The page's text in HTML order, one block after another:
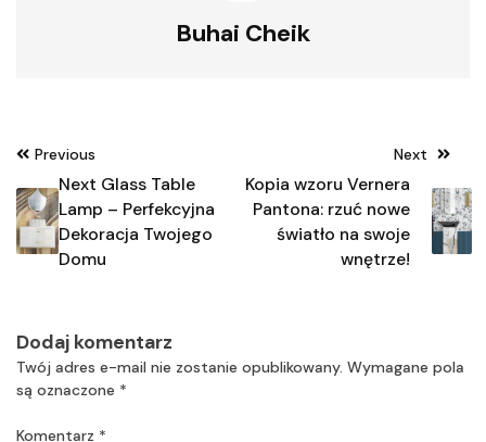
Buhai Cheik
Nawigacja
Previous
Next Glass Table
Lamp – Perfekcyjna
Dekoracja Twojego
Domu
Next
Kopia wzoru Vernera
Pantona: rzuć nowe
światło na swoje
wnętrze!
Dodaj komentarz
Twój adres e-mail nie zostanie opublikowany. Wymagane pola
są oznaczone *
Komentarz *